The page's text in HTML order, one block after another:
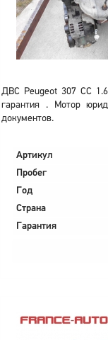
ДВС Peugeot 307 CC
гарантия . Мотор
документов.
Артикул
Пробег
Год
Страна
Гарантия